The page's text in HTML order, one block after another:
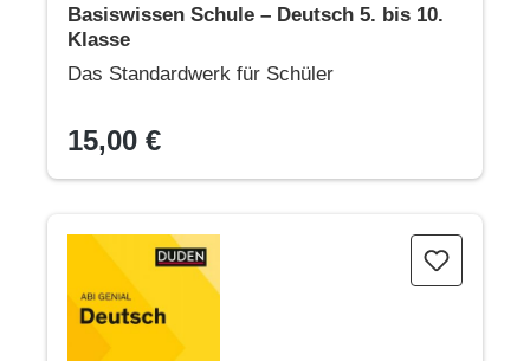
Basiswissen Schule – Deutsch 5. bis 10.
Klasse
Das Standardwerk für Schüler
15,00 €
Abi genial Deutsch: Das Schnell-Merk-System